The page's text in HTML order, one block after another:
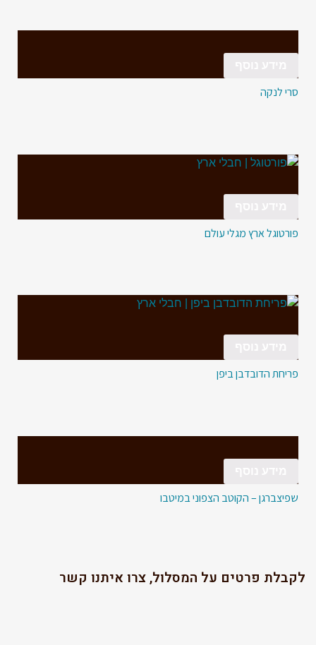
סרי לנקה
פורטוגל ארץ מגלי עולם
פריחת הדובדבן ביפן
שפיצברגן – הקוטב הצפוני במיטבו
לקבלת פרטים על המסלול, צרו איתנו קשר